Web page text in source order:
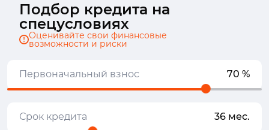
Подбор кредита на
спецусловиях
Оценивайте свои финансовые
возможности и риски
Первоначальный взнос 70 %
Срок кредита 36 мес.